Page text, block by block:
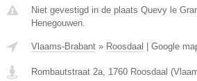
Niet gevestigd in de plaats Quevy le
Henegouwen.
Vlaams-Brabant » Roosdaal | Google
Rombautstraat 2a 1760 Roosdaal (